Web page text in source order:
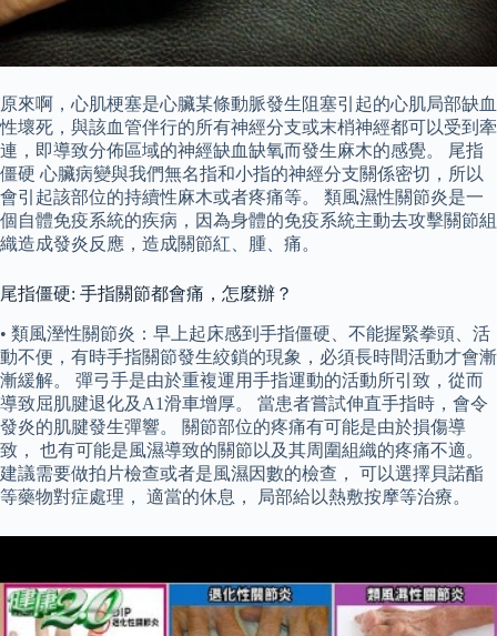
原來啊，心肌梗塞是心臟某條動脈發生阻塞引起的心肌局部缺血
性壞死，與該血管伴行的所有神經分支或末梢神經都可以受到牽
連，即導致分佈區域的神經缺血缺氧而發生麻木的感覺。 尾指
僵硬 心臟病變與我們無名指和小指的神經分支關係密切，所以
會引起該部位的持續性麻木或者疼痛等。 類風濕性關節炎是一
個自體免疫系統的疾病，因為身體的免疫系統主動去攻擊關節組
織造成發炎反應，造成關節紅、腫、痛。
尾指僵硬: 手指關節都會痛，怎麼辦？
• 類風溼性關節炎：早上起床感到手指僵硬、不能握緊拳頭、活
動不便，有時手指關節發生絞鎖的現象，必須長時間活動才會漸
漸緩解。 彈弓手是由於重複運用手指運動的活動所引致，從而
導致屈肌腱退化及A1滑車增厚。 當患者嘗試伸直手指時，會令
發炎的肌腱發生彈響。 關節部位的疼痛有可能是由於損傷導
致， 也有可能是風濕導致的關節以及其周圍組織的疼痛不適。
建議需要做拍片檢查或者是風濕因數的檢查， 可以選擇貝諾酯
等藥物對症處理， 適當的休息， 局部給以熱敷按摩等治療。